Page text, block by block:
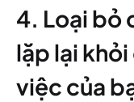
4. Loại bỏ
lặp lại
việc của